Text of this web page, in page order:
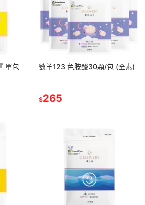
數羊123 色胺酸30顆/包 (全素)
$265